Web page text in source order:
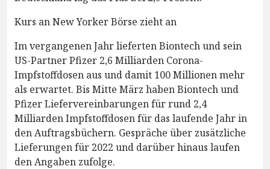
Kurs an New Yorker Börse zieht an
Im vergangenen Jahr lieferten Biontech und sein
US-Partner Pfizer 2,6 Milliarden Corona-
Impfstoffdosen aus und damit 100 Millionen mehr
als erwartet. Bis Mitte März haben Biontech und
Pfizer Liefervereinbarungen für rund 2,4
Milliarden Impfstoffdosen für das laufende Jahr in
den Auftragsbüchern. Gespräche über zusätzliche
Lieferungen für 2022 und darüber hinaus laufen
den Angaben zufolge.